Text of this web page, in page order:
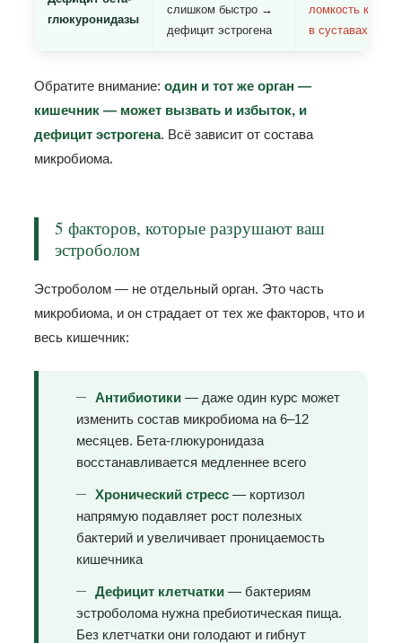
глюкуронидазы
слишком быстро →
дефицит эстрогена
ломкость
в суставах,
Обратите внимание: один и тот же орган —
кишечник — может вызвать и избыток, и
дефицит эстрогена. Всё зависит от состава
микробиома.
5 факторов, которые разрушают ваш
эстроболом
Эстроболом — не отдельный орган. Это часть
микробиома, и он страдает от тех же факторов, что и
весь кишечник:
Антибиотики — даже один курс может
изменить состав микробиома на 6–12
месяцев. Бета-глюкуронидаза
восстанавливается медленнее всего
Хронический стресс — кортизол
напрямую подавляет рост полезных
бактерий и увеличивает проницаемость
кишечника
Дефицит клетчатки — бактериям
эстроболома нужна пребиотическая пища.
Без клетчатки они голодают и гибнут